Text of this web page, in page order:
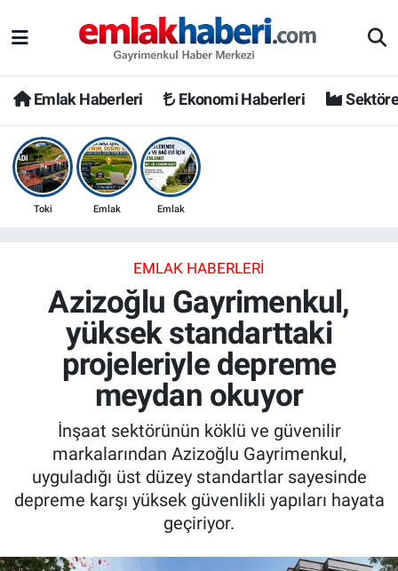
Emlak Haberleri Ekonomi Haberleri
Toki Emlak Emlak
EMLAK HABERLERI
Azizoğlu Gayrimenkul,
yüksek standarttaki
projeleriyle depreme
meydan okuyor
İnşaat sektörünün köklü ve güvenilir
markalarından Azizoğlu Gayrimenkul,
uyguladığı üst düzey standartlar sayesinde
depreme karşı yüksek güvenlikli yapıları hayata
geçiriyor.